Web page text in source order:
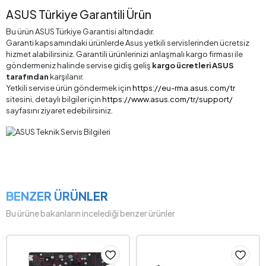
ASUS Türkiye Garantili Ürün
Bu ürün ASUS Türkiye Garantisi altındadır.
Garanti kapsamındaki ürünlerde Asus yetkili servislerinden ücretsiz
hizmet alabilirsiniz. Garantili ürünlerinizi anlaşmalı kargo firması ile
göndermeniz halinde servise gidiş geliş kargo ücretleri ASUS
tarafındankarşılanır.
Yetkili servise ürün göndermek içinhttps://eu-rma.asus.com/tr
sitesini, detaylı bilgiler içinhttps://www.asus.com/tr/support/
sayfasını ziyaret edebilirsiniz.
BENZER ÜRÜNLER
Bu ürüne bakanların incelediği benzer ürünler